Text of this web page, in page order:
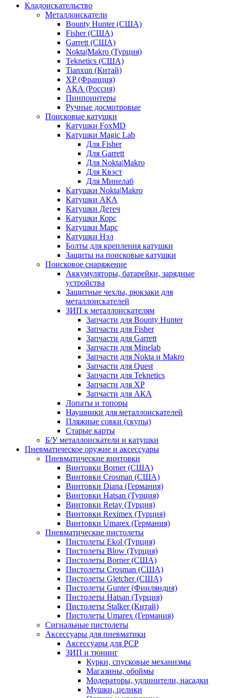
Кладоискательство
Металлоискатели
Bounty Hunter (США)
Fisher (США)
Garrett (США)
Nokta|Makro (Турция)
Teknetics (США)
Tianxun (Китай)
XP (Франция)
АКА (Россия)
Пинпоинтеры
Ручные досмотровые
Поисковые катушки
Катушки FoxMD
Катушки Magic Lab
Для Fisher
Для Garrett
Для Nokta|Makro
Для Квэст
Для Минелаб
Катушки Nokta|Makro
Катушки АКА
Катушки Детеч
Катушки Корс
Катушки Марс
Катушки Нэл
Болты для крепления катушки
Защиты на поисковые катушки
Поисковое снаряжение
Аккумуляторы, батарейки, зарядные
устройства
Защитные чехлы, рюкзаки для
металлоискателей
ЗИП к металлоискателям
Запчасти для Bounty Hunter
Запчасти для Fisher
Запчасти для Garrett
Запчасти для Minelab
Запчасти для Nokta и Makro
Запчасти для Quest
Запчасти для Teknetics
Запчасти для XP
Запчасти для АКА
Лопаты и топоры
Наушники для металлоискателей
Пляжные совки (скупы)
Старые карты
Б/У металлоискатели и катушки
Пневматическое оружие и аксессуары
Пневматические винтовки
Винтовки Borner (США)
Винтовки Crosman (США)
Винтовки Diana (Германия)
Винтовки Hatsan (Турция)
Винтовки Retay (Турция)
Винтовки Reximex (Турция)
Винтовки Umarex (Германия)
Пневматические пистолеты
Пистолеты Ekol (Турция)
Пистолеты Blow (Турция)
Пистолеты Borner (США)
Пистолеты Crosman (США)
Пистолеты Gletcher (США)
Пистолеты Gunter (Финляндия)
Пистолеты Hatsan (Турция)
Пистолеты Stalker (Китай)
Пистолеты Umarex (Германия)
Сигнальные пистолеты
Аксессуары для пневматики
Аксессуары для PCP
ЗИП и тюнинг
Курки, спусковые механизмы
Магазины, обоймы
Модераторы, удлинители, насадки
Мушки, целики